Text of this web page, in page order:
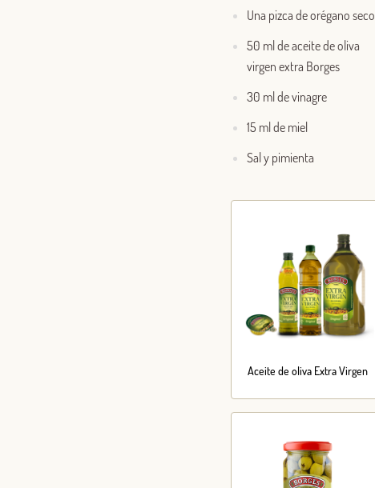
Una pizca de orégano seco
50 ml de aceite de oliva
virgen extra Borges
30 ml de vinagre
15 ml de miel
Sal y pimienta
Aceite de oliva Extra Virgen